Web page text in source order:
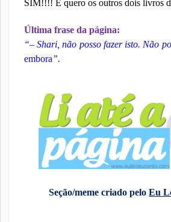
SIM!!!! E quero os outros dois livros
Última frase da página:
“– Shari, não posso fazer isto. Não
embora”.
Seção/meme criado peloEu